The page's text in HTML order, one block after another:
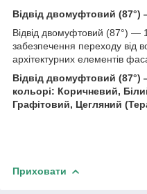
Відвід двомуфтовий
Відвід двомуфтовий (87°) —
забезпечення переходу від
архітектурних елементів
Відвід двомуфтовий
кольорі: Коричневий,
Графітовий, Цегляний
Приховати